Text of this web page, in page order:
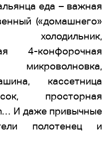
еда – важная
(«домашнего»
4-конфорочная
кассетница
просторная
И даже привычные
полотенец и